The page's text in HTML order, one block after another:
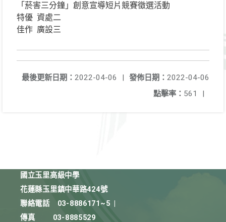
「菸害三分鐘」創意宣導短片競賽徵選活動
特優 資處二
佳作 廣設三
發佈日期： 2022-04-06
最後更新日期： 2022-04-06
|
點擊率： 561 |
國立玉里高級中學
花蓮縣玉里鎮中華路424號
聯絡電話
03-8886171~5
傳真
03-8885529